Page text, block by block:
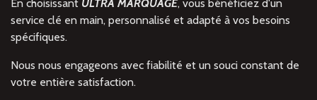
En choisissant ULTRA MARQUAGE, vous bénéficiez d'un
service clé en main, personnalisé et adapté à vos besoins
spécifiques.
Nous nous engageons avec fiabilité et un souci constant de
votre entière satisfaction.